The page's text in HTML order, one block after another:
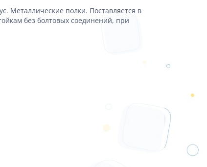
Металлические полки. Поставляется в
без болтовых соединений, при